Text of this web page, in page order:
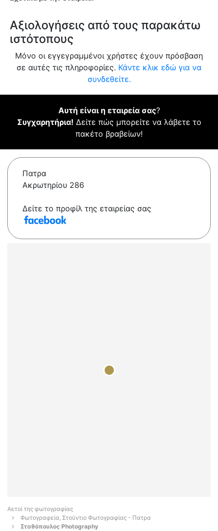
Αξιολογήσεις από τους παρακάτω
ιστότοπους
Μόνο οι εγγεγραμμένοι χρήστες έχουν πρόσβαση
σε αυτές τις πληροφορίες. Κάντε κλικ εδώ για να
συνδεθείτε.
Αυτή είναι η εταιρεία σας?
Συγχαρητήρια! Δείτε πώς μπορείτε να λάβετε το
πακέτο βραβείων!
Πατρα
Ακρωτηρίου 286
Δείτε το προφίλ της εταιρείας σας
Αετοί της φωτογραφίας
Φωτογραφεία, Στούντιο Φωτογραφίας - Πατρα
Σταθόπουλος Photography